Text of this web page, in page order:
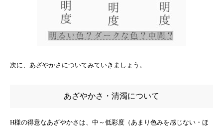
次に、あざやかさについてみていきましょう。
あざやかさ・清濁について
H様の得意なあざやかさは、中～低彩度（あまり色みを感じない・ほ